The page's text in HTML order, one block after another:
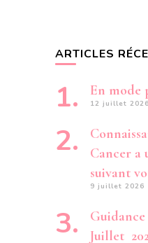
ARTICLES
En mode
12 juillet 2026
Cancer a
suivant
9 juillet 2026
Juillet